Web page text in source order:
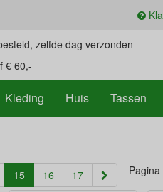
zelfde dag verzonden
€ 60,-
Kleding Huis Tassen
15 (current)
16 17